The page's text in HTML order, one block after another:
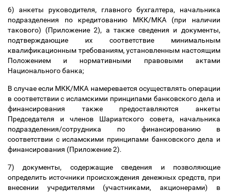
6) анкеты руководителя, главного бухгалтера, начальника
подразделения по кредитованию МКК/МКА (при наличии
такового) (Приложение 2), а также сведения и документы,
подтверждающие их соответствие минимальным
квалификационным требованиям, установленным настоящим
Положением и нормативными правовыми актами
Национального банка;
В случае если МКК/МКА намеревается осуществлять операции
в соответствии с исламскими принципами банковского дела и
финансирования также предоставляются анкеты
Председателя и членов Шариатского совета, начальника
подразделения/сотрудника по финансированию в
соответствии с исламскими принципами банковского дела и
финансирования (Приложение 2).
7) документы, содержащие сведения и позволяющие
определить источники происхождения денежных средств, при
внесении учредителями (участниками, акционерами) в